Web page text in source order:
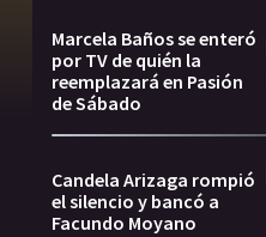
Marcela Baños se enteró
por TV de quién la
reemplazará en Pasión
de Sábado
Candela Arizaga rompió
el silencio y bancó a
Facundo Moyano